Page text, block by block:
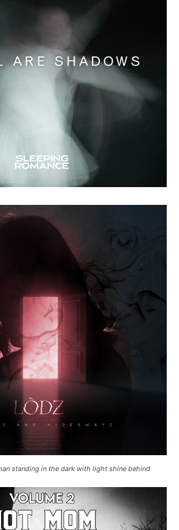
standing in the dark with light shine behind